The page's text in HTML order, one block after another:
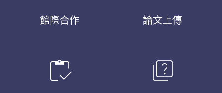
館際合作 論文上傳
inventory quiz